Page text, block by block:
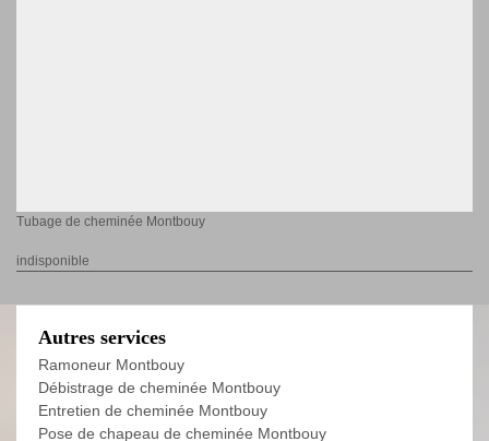
Tubage de cheminée Montbouy
indisponible
Autres services
Ramoneur Montbouy
Débistrage de cheminée Montbouy
Entretien de cheminée Montbouy
Pose de chapeau de cheminée Montbouy